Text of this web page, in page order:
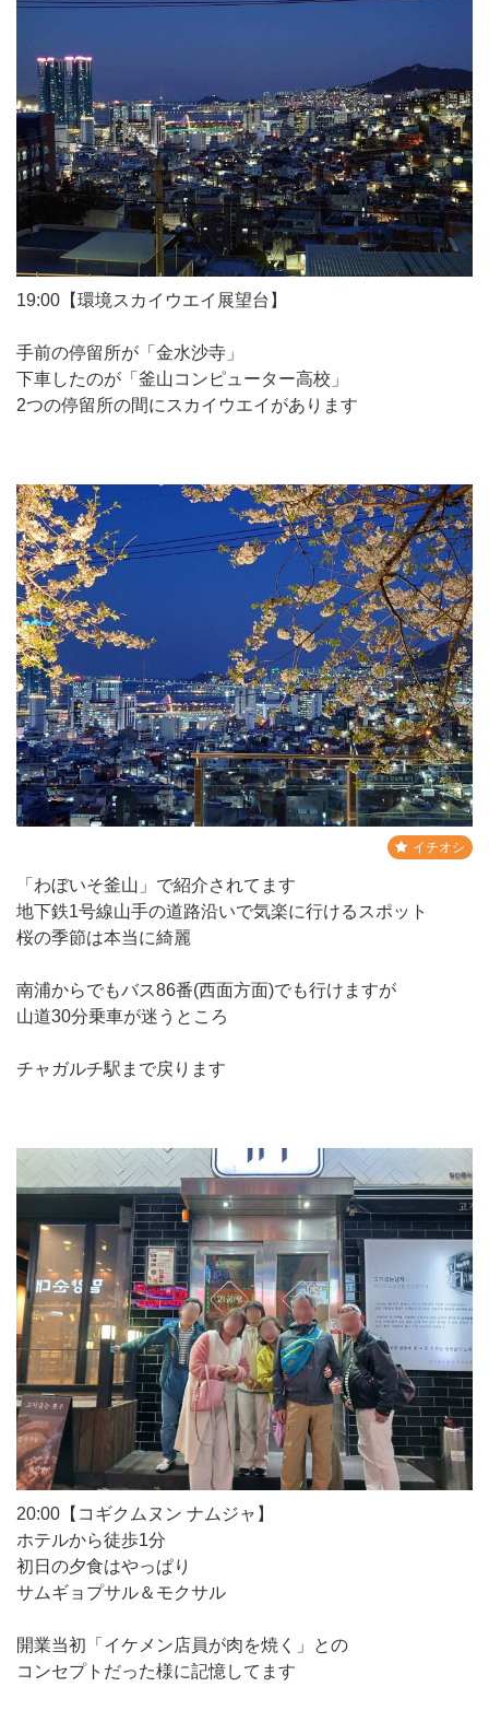
19:00【環境スカイウエイ展望台】
手前の停留所が「金水沙寺」
下車したのが「釜山コンピューター高校」
2つの停留所の間にスカイウエイがあります
イチオシ
「わぼいそ釜山」で紹介されてます
地下鉄1号線山手の道路沿いで気楽に行けるスポット
桜の季節は本当に綺麗
南浦からでもバス86番(西面方面)でも行けますが
山道30分乗車が迷うところ
チャガルチ駅まで戻ります
20:00【コギクムヌン ナムジャ】
ホテルから徒歩1分
初日の夕食はやっぱり
サムギョプサル＆モクサル
開業当初「イケメン店員が肉を焼く」との
コンセプトだった様に記憶してます